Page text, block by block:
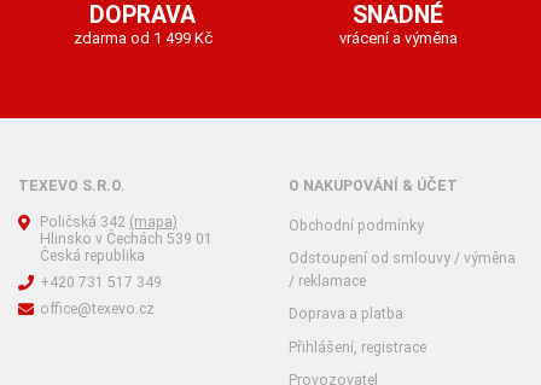
DOPRAVA
zdarma od 1 499 Kč
SNADNÉ
vrácení a výměna
TEXEVO S.R.O.
Poličská 342 (mapa)
Hlinsko v Čechách 539 01
Česká republika
+420 731 517 349
office@texevo.cz
O NAKUPOVÁNÍ & ÚČET
Obchodní podmínky
Odstoupení od smlouvy / výměna
/ reklamace
Doprava a platba
Přihlášení, registrace
Provozovatel